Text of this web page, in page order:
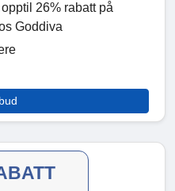
26% rabatt på
Goddiva